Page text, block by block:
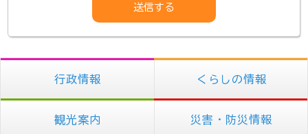
行政情報 くらしの情報
観光案内 災害・防災情報